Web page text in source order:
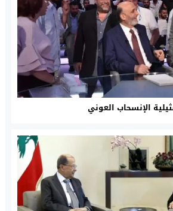
الإنسحاب العوني